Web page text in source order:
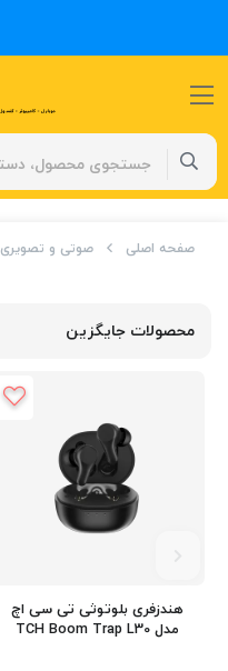
صفحه اصلی صوتی و تصویری
محصولات جایگزین
هندزفری بلوتوثی تی سی اچ
مدل TCH Boom Trap L30